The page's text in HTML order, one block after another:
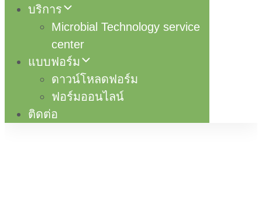
บริการ
Microbial Technology service
center
แบบฟอร์ม
ดาวน์โหลดฟอร์ม
ฟอร์มออนไลน์
ติดต่อ